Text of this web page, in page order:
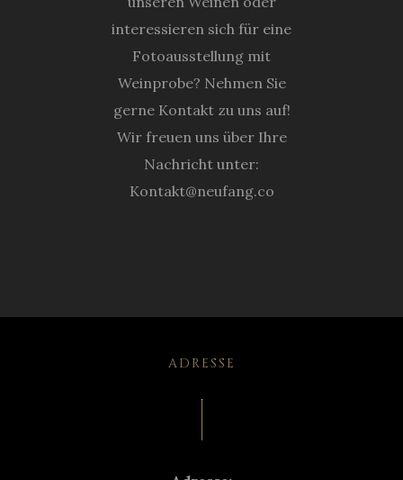
interessieren sich für eine
Fotoausstellung mit
Weinprobe? Nehmen Sie
gerne Kontakt zu uns auf!
Wir freuen uns über Ihre
Nachricht unter:
Kontakt@neufang.co
ADRESSE